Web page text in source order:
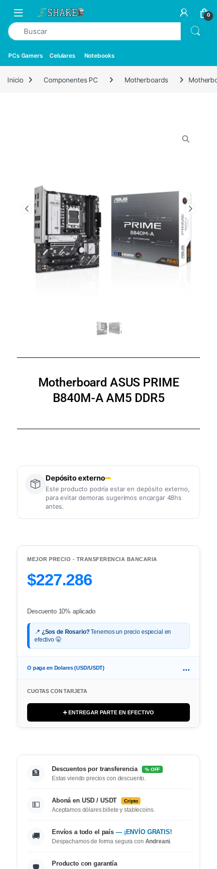
0
PCs Gamers Celulares Notebooks
Inicio Componentes PC Motherboards
Motherboard ASUS PRIME
B840M-A AM5 DDR5
Depósito externo
Este producto podría estar en depósito externo,
para evitar demoras sugerimos encargar 48hs
antes.
MEJOR PRECIO - TRANSFERENCIA BANCARIA
$227.286
Descuento 10% aplicado
📍 ¿Sos de Rosario?Tenemos un precio especial en
efectivo 🤫
O paga en Dolares (USD/USDT) ...
CUOTAS CON TARJETA
➕ ENTREGAR PARTE EN EFECTIVO
🏦 Descuentos por transferencia % OFF
Estas viendo precios con descuento.
💵 Aboná en USD / USDT Cripto
Aceptamos dólares billete y stablecoins.
🚚 Envíos a todo el país — ¡ENVÍO GRATIS!
Despachamos de forma segura con Andreani.
Producto con garantía